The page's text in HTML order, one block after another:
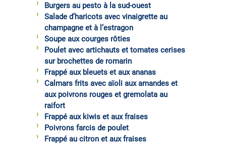
Burgers au pesto à la sud-ouest
Salade d’haricots avec vinaigrette au
champagne et à l’estragon
Soupe aux courges rôties
Poulet avec artichauts et tomates cerises
sur brochettes de romarin
Frappé aux bleuets et aux ananas
Calmars frits avec aïoli aux amandes et
aux poivrons rouges et gremolata au
raifort
Frappé aux kiwis et aux fraises
Poivrons farcis de poulet
Frappé au citron et aux fraises